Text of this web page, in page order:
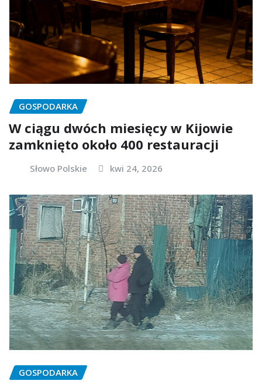
GOSPODARKA
W ciągu dwóch miesięcy w Kijowie
zamknięto około 400 restauracji
Słowo Polskie kwi 24, 2026
GOSPODARKA